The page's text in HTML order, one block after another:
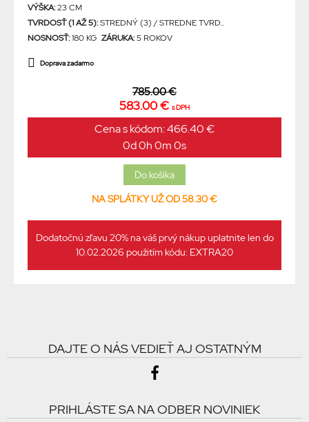
VÝŠKA:23 CM
TVRDOSŤ (1 AŽ 5):STREDNÝ (3) / STREDNE TVRD...
NOSNOSŤ:180 KG ZÁRUKA:5 ROKOV
Doprava zadarmo
785.00 €
583.00 € s DPH
Cena s kódom: 466.40 €
0d 0h 0m 0s
NA SPLÁTKY UŽ OD 58.30 €
Dodatočnú zľavu 20% na váš prvý nákup uplatnite len do
10.02.2026 použitím kódu: EXTRA20
DAJTE O NÁS VEDIEŤ AJ OSTATNÝM
PRIHLÁSTE SA NA ODBER NOVINIEK